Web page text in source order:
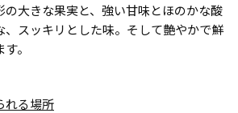
大きな果実と、強い甘味とほのかな酸
、スッキリとした味。そして艶やかで鮮
。
れる場所